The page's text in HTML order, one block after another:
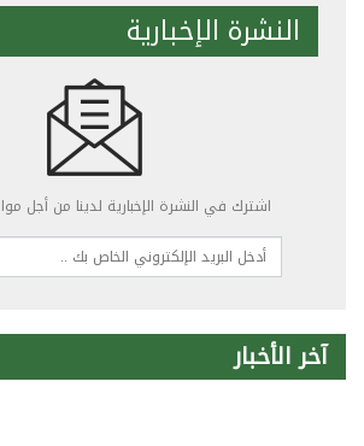
النشرة الإخبارية
اشترك في النشرة الإخبارية لدينا من أجل
آخر الأخبار